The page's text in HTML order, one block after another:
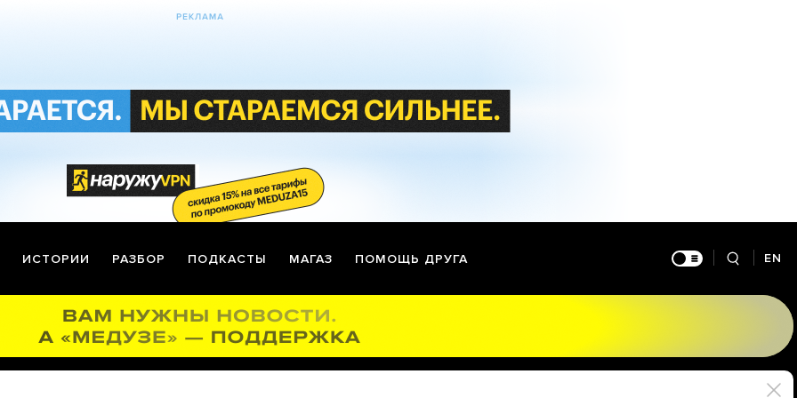
ИСТОРИИ РАЗБОР ПОДКАСТЫ МАГАЗ ПОМОЩЬ ДРУГА EN